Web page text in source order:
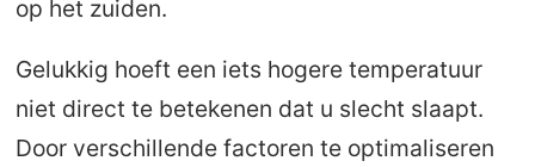
op het zuiden.
Gelukkig hoeft een iets hogere temperatuur
niet direct te betekenen dat u slecht slaapt.
Door verschillende factoren te optimaliseren